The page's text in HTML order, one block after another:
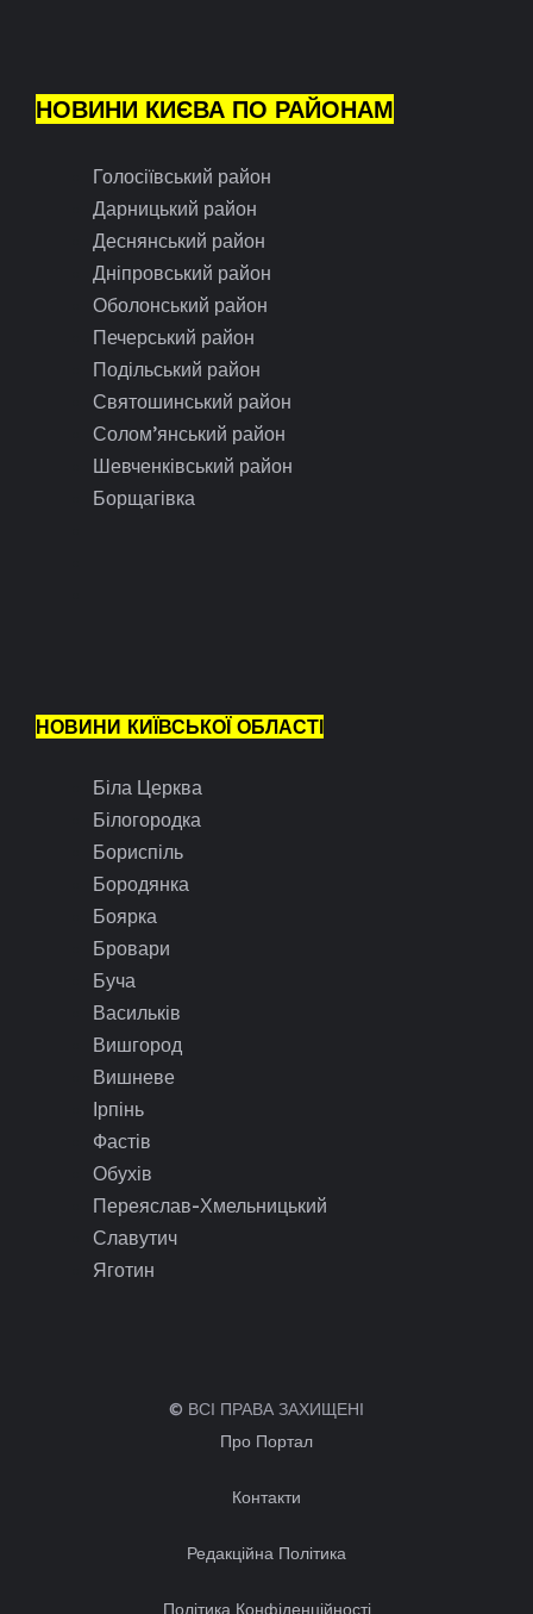
НОВИНИ КИЄВА ПО РАЙОНАМ
Голосіївський район
Дарницький район
Деснянський район
Дніпровський район
Оболонський район
Печерський район
Подільський район
Святошинський район
Солом’янський район
Шевченківський район
Борщагівка
НОВИНИ КИЇВСЬКОЇ ОБЛАСТІ
Біла Церква
Білогородка
Бориспіль
Бородянка
Боярка
Бровари
Буча
Васильків
Вишгород
Вишневе
Ірпінь
Фастів
Обухів
Переяслав-Хмельницький
Славутич
Яготин
© ВСІ ПРАВА ЗАХИЩЕНІ
Про Портал
Контакти
Редакційна Політика
Політика Конфіденційності